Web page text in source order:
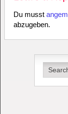
Du musst
abzugeben.